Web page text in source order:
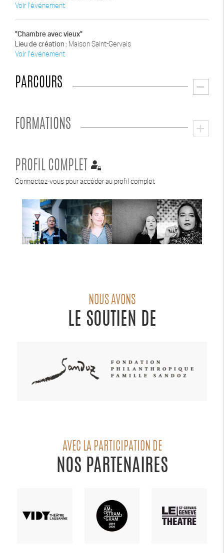
Voir l'événement
"Chambre avec vieux"
Lieu de création : Maison Saint-Gervais
Voir l'événement
PARCOURS remove
FORMATIONS add
PROFIL COMPLET
Connectez-vous pour accéder au profil complet
NOUS AVONS
LE SOUTIEN DE
AVEC LA PARTICIPATION DE
NOS PARTENAIRES